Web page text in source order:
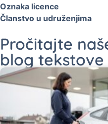
Oznaka licence
Članstvo u udruženjima
Pročitajte
blog tekstove